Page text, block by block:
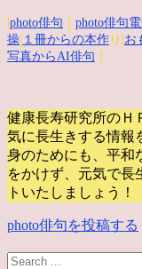
photo俳句 photo俳句
操 １冊からの本作 り| お
写真からAI俳句
健康長寿研究所のＨ
気に長生きする情報
身のためにも、平和
をかけず、元気で長
トいたしましょう！
photo俳句を投稿する